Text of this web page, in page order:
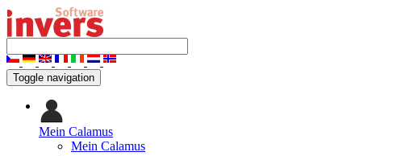
Toggle navigation
Mein Calamus
Mein Calamus